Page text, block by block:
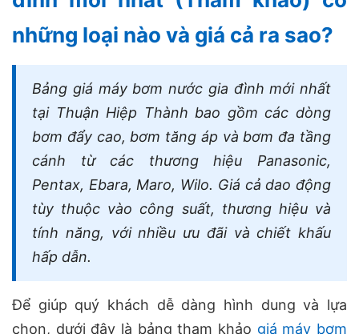
những loại nào và giá cả ra sao?
Bảng giá máy bơm nước gia đình mới nhất
tại Thuận Hiệp Thành bao gồm các dòng
bơm đẩy cao, bơm tăng áp và bơm đa tầng
cánh từ các thương hiệu Panasonic,
Pentax, Ebara, Maro, Wilo. Giá cả dao động
tùy thuộc vào công suất, thương hiệu và
tính năng, với nhiều ưu đãi và chiết khấu
hấp dẫn.
Để giúp quý khách dễ dàng hình dung và lựa
chọn, dưới đây là bảng tham khảo giá máy bơm